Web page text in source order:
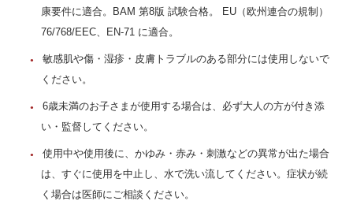
康要件に適合。BAM 第8版 試験合格。 EU（欧州連合の規制）
76/768/EEC、EN-71 に適合。
敏感肌や傷・湿疹・皮膚トラブルのある部分には使用しないで
ください。
6歳未満のお子さまが使用する場合は、必ず大人の方が付き添
い・監督してください。
使用中や使用後に、かゆみ・赤み・刺激などの異常が出た場合
は、すぐに使用を中止し、水で洗い流してください。症状が続
く場合は医師にご相談ください。